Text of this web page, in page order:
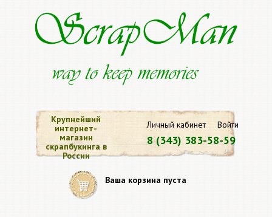
Личный кабинет Войти
8 (343) 383-58-59
Крупнейший
интернет-
магазин
скрапбукинга в
России
Ваша корзина пуста